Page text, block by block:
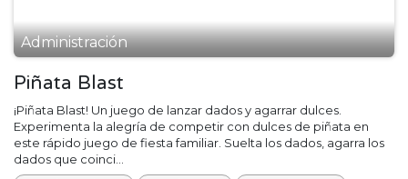
Administración
Piñata Blast
¡Piñata Blast! Un juego de lanzar dados y agarrar dulces.
Experimenta la alegría de competir con dulces de piñata en
este rápido juego de fiesta familiar. Suelta los dados, agarra los
dados que coinci...